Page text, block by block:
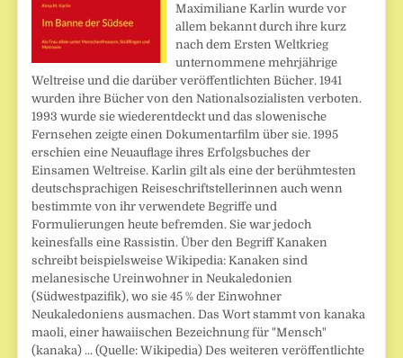
Maximiliane Karlin wurde vor
allem bekannt durch ihre kurz
nach dem Ersten Weltkrieg
unternommene mehrjährige
Weltreise und die darüber veröffentlichten Bücher. 1941
wurden ihre Bücher von den Nationalsozialisten verboten.
1993 wurde sie wiederentdeckt und das slowenische
Fernsehen zeigte einen Dokumentarfilm über sie. 1995
erschien eine Neuauflage ihres Erfolgsbuches der
Einsamen Weltreise. Karlin gilt als eine der berühmtesten
deutschsprachigen Reiseschriftstellerinnen auch wenn
bestimmte von ihr verwendete Begriffe und
Formulierungen heute befremden. Sie war jedoch
keinesfalls eine Rassistin. Über den Begriff Kanaken
schreibt beispielsweise Wikipedia: Kanaken sind
melanesische Ureinwohner in Neukaledonien
(Südwestpazifik), wo sie 45 % der Einwohner
Neukaledoniens ausmachen. Das Wort stammt von kanaka
maoli, einer hawaiischen Bezeichnung für "Mensch"
(kanaka) ... (Quelle: Wikipedia) Des weiteren veröffentlichte